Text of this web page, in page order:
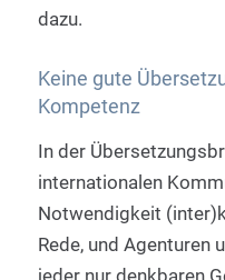
dazu.
Keine gute
Kompetenz
In der
internationalen
Notwendigkeit
Rede, und Agenturen